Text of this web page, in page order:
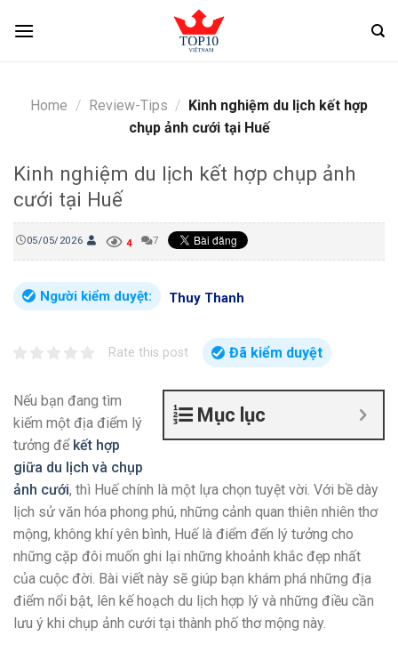
Home / Review-Tips / Kinh nghiệm du lịch kết hợp
chụp ảnh cưới tại Huế
Kinh nghiệm du lịch kết hợp chụp ảnh
cưới tại Huế
05/05/2026 4 7
Người kiểm duyệt: Thuy Thanh
Rate this post Đã kiểm duyệt
Mục lục
Nếu bạn đang tìm
kiếm một địa điểm lý
tưởng để kết hợp
giữa du lịch và chụp
ảnh cưới, thì Huế chính là một lựa chọn tuyệt vời. Với bề dày
lịch sử văn hóa phong phú, những cảnh quan thiên nhiên thơ
mộng, không khí yên bình, Huế là điểm đến lý tưởng cho
những cặp đôi muốn ghi lại những khoảnh khắc đẹp nhất
của cuộc đời. Bài viết này sẽ giúp bạn khám phá những địa
điểm nổi bật, lên kế hoạch du lịch hợp lý và những điều cần
lưu ý khi chụp ảnh cưới tại thành phố thơ mộng này.